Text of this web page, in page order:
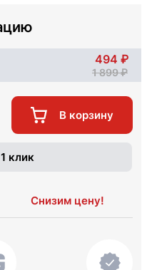
494
1 899
В корзину
клик
Снизим цену!